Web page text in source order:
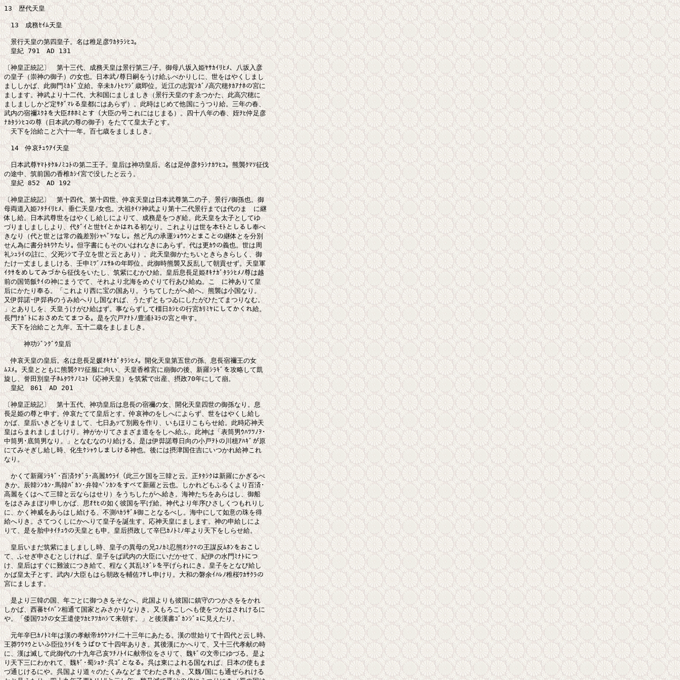
13　歴代天皇
13　成務ｾｲﾑ天皇
景行天皇の第四皇子。名は稚足彦ﾜｶﾀﾗｼﾋｺ。
皇紀 791　AD 131
〔神皇正統記〕　第十三代、成務天皇は景行第三ﾉ子。御母八坂入姫ﾔｻｶｲﾘﾋﾒ、八坂入彦
の皇子（崇神の御子）の女也。日本武ﾉ尊日嗣をうけ給ふべかりしに、世をはやくしまし
まししかば、此御門ﾐｶﾄﾞ立給。辛未ｶﾉﾄﾋﾂｼﾞ歳即位。近江の志賀ｼｶﾞﾉ高穴穂ﾀｶｱﾅﾎの宮に
まします。神武より十二代、大和国にましましき（景行天皇のすゑつかた、此高穴穂に
ましまししかど定ｻﾀﾞﾏﾚる皇都にはあらず）。此時はじめて他国にうつり給。三年の春、
武内の宿禰ｽｸﾈを大臣ｵﾎﾎﾐとす（大臣の号これにはじまる）。四十八年の春、姪ｦﾋ仲足彦
ﾅｶﾀﾗｼﾋｺの尊（日本武の尊の御子）をたてて皇太子とす。
天下を治給こと六十一年。百七歳をましましき。
14　仲哀ﾁｭｳｱｲ天皇
日本武尊ﾔﾏﾄﾀｹﾙﾉﾐｺﾄの第二王子。皇后は神功皇后。名は足仲彦ﾀﾗｼﾅｶﾂﾋｺ。熊襲ｸﾏｿ征伐
の途中、筑前国の香椎ｶｼｲ宮で没したと云う。
皇紀 852　AD 192
〔神皇正統記〕　第十四代、第十四世、仲哀天皇は日本武尊第二の子、景行ﾉ御孫也。御
母両道入姫ﾌﾀﾁｲﾘﾋﾒ、垂仁天皇ﾉ女也。大祖ﾀｲｿ神武より第十二代景行までは代のまゝに継
体し給。日本武尊世をはやくし給しによりて、成務是をつぎ給。此天皇を太子としてゆ
づりましまししより、代ﾀﾞｲと世ｾｲとかはれる初なり。これよりは世を本ﾓﾄとしるし奉べ
きなり（代と世とは常の義差別ｼｬﾍﾞﾂなし。然ど凡の承運ｼｮｳｳﾝとまことの継体とを分別
せん為に書分ｶｷﾜｹたり。但字書にもそのいはれなきにあらず。代は更ｶｳの義也。世は周
礼ｼｭﾗｲの註に、父死ｼｼて子立を世と云とあり）。此天皇御かたちいときらきらしく、御
たけ一丈ましましける、壬申ﾐﾂﾞﾉｴｻﾙの年即位。此御時熊襲又反乱して朝貢せず。天皇軍
ｲｸｻをめしてみづから征伐をいたし、筑紫にむかひ給。皇后息長足姫ｵｷﾅｶﾞﾀﾗｼﾋﾒﾉ尊は越
前の国笥飯ｹｲの神にまうでて、それより北海をめぐりて行あひ給ぬ。こゝに神ありて皇
后にかたり奉る。「これより西に宝の国あり。うちてしたがへ給へ。熊襲は小国なり。
又伊弉諾･伊弉冉のうみ給へりし国なれば、うたずともつゐにしたがひたてまつりなむ。
」とありしを、天皇うけがひ給はず。事ならずして橿日ｶｼﾋの行宮ｶﾘﾐﾔにしてかくれ給。
長門ﾅｶﾞﾄにおさめたてまつる。是を穴戸ｱﾅﾄﾉ豊浦ﾄﾖﾗの宮と申す。
天下を治給こと九年。五十二歳をましましき。
神功ｼﾞﾝｸﾞｳ皇后
仲哀天皇の皇后。名は息長足媛ｵｷﾅｶﾞﾀﾗｼﾋﾒ。開化天皇第五世の孫、息長宿禰王の女
ﾑｽﾒ。天皇とともに熊襲ｸﾏｿ征服に向い、天皇香椎宮に崩御の後、新羅ｼﾗｷﾞを攻略して凱
旋し、誉田別皇子ﾎﾑﾀﾜｹﾉﾐｺﾄ（応神天皇）を筑紫で出産、摂政70年にして崩。
皇紀　861　AD 201
〔神皇正統記〕　第十五代、神功皇后は息長の宿禰の女、開化天皇四世の御孫なり。息
長足姫の尊と申す。仲哀たてて皇后とす。仲哀神のをしへによらず、世をはやくし給し
かば、皇后いきどをりまして、七日あｯて別殿を作り、いもほりこもらせ給。此時応神天
皇はらまれましましけり。神がかりてさまざま道ををしへ給ふ。此神は「表筒男ｳﾊﾂﾂﾉｦ･
中筒男･底筒男なり。」となむなのり給ける。是は伊弉諾尊日向の小戸ｦﾄの川檍ｱﾊｷﾞが原
にてみそぎし給し時、化生ｹｼｬｳしましける神也。後には摂津国住吉にいつかれ給神これ
なり。
かくて新羅ｼﾗｷﾞ･百済ｸﾀﾞﾗ･高麗ｶｳﾗｲ（此三ケ国を三韓と云。正ﾀﾀｼｸは新羅にかぎるべ
きか。辰韓ｼﾝｶﾝ･馬韓ﾊﾞｶﾝ･弁韓ﾍﾞﾝｶﾝをすべて新羅と云也。しかれどもふるくより百済･
高麗をくはへて三韓と云ならはせり）をうちしたがへ給き。海神たちをあらはし、御船
をはさみまぼり申しかば、思ｵﾓﾋの如く彼国を平げ給。神代より年序ひさしくつもれりし
に、かく神威をあらはし給ける、不測ﾊｶﾗｻﾞﾙ御ことなるべし。海中にして如意の珠を得
給へりき。さてつくしにかへりて皇子を誕生す。応神天皇にまします。神の申給しによ
りて、是を胎中ﾀｲﾁｭｳの天皇とも申。皇后摂政して辛巳ｶﾉﾄﾐﾉ年より天下をしらせ給。
皇后いまだ筑紫にましましし時、皇子の異母の兄ｺﾉｶﾐ忍熊ｵｼｸﾏの王謀反ﾑﾎﾝをおこし
て、ふせぎ申さむとしければ、皇子をば武内の大臣にいだかせて、紀伊の水門ﾐﾅﾄにつ
け、皇后はすぐに難波につき給て、程なく其乱ﾐﾀﾞﾚを平げられにき。皇子をとなび給し
かば皇太子とす。武内ﾉ大臣もはら朝政を輔佐ﾌｻし申けり。大和の磐余ｲﾊﾚﾉ稚桜ﾜｶｻｸﾗの
宮にまします。
是より三韓の国、年ごとに御つきをそなへ、此国よりも彼国に鎮守のつかさををかれ
しかば、西蕃ｾｲﾊﾞﾝ相通て国家とみさかりなりき。又もろこしへも使をつかはされけるに
や。「倭国ﾜｺｸの女王遣使ﾂｶﾋｦﾂｶﾊｼて来朝す。」と後漢書ｺﾞｶﾝｼﾞｮに見えたり。
元年辛巳ｶﾉﾄﾐ年は漢の孝献帝ｶｳｹﾝﾃｲ二十三年にあたる。漢の世始りて十四代と云し時､
王莽ﾜｳﾏｳといふ臣位ｸﾗｲをうばひて十四年ありき。其後漢にかへりて、又十三代孝献の時
に、漢は滅して此御代の十九年己亥ﾂﾁﾉﾄｲに献帝位をさりて、魏ｷﾞの文帝にゆづる。是よ
り天下三にわかれて、魏ｷﾞ･蜀ｼｮｸ･呉ｺﾞとなる。呉は東によれる国なれば、日本の使もま
づ通じけるにや。呉国より道々のたくみなどまでわたされき。又魏ﾉ国にも通ぜられける